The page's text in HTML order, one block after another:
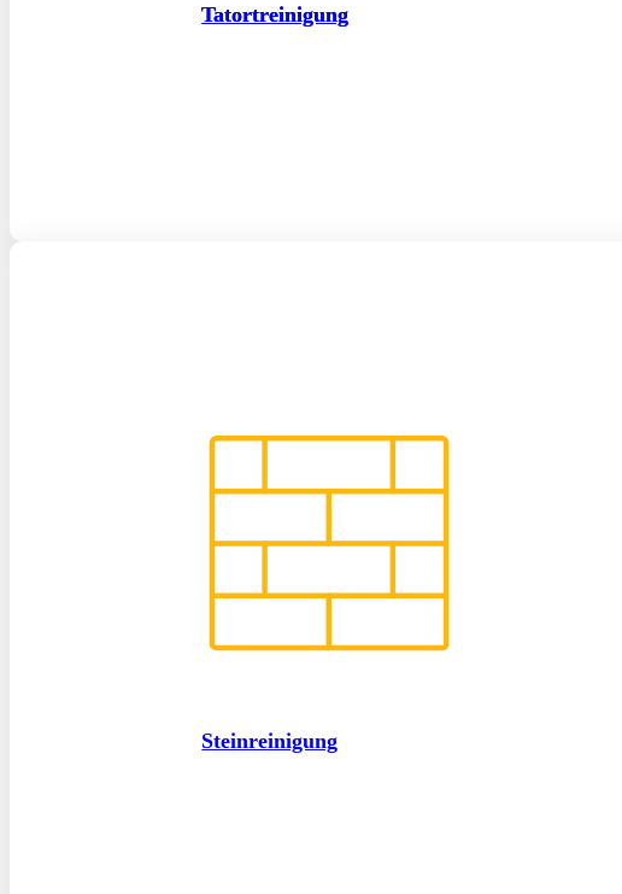
Tatortreinigung
Steinreinigung